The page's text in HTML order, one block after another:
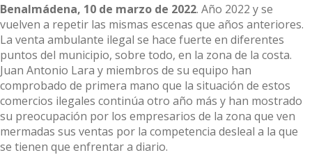
Benalmádena, 10 de marzo de 2022. Año 2022 y se
vuelven a repetir las mismas escenas que años anteriores.
La venta ambulante ilegal se hace fuerte en diferentes
puntos del municipio, sobre todo, en la zona de la costa.
Juan Antonio Lara y miembros de su equipo han
comprobado de primera mano que la situación de estos
comercios ilegales continúa otro año más y han mostrado
su preocupación por los empresarios de la zona que ven
mermadas sus ventas por la competencia desleal a la que
se tienen que enfrentar a diario.